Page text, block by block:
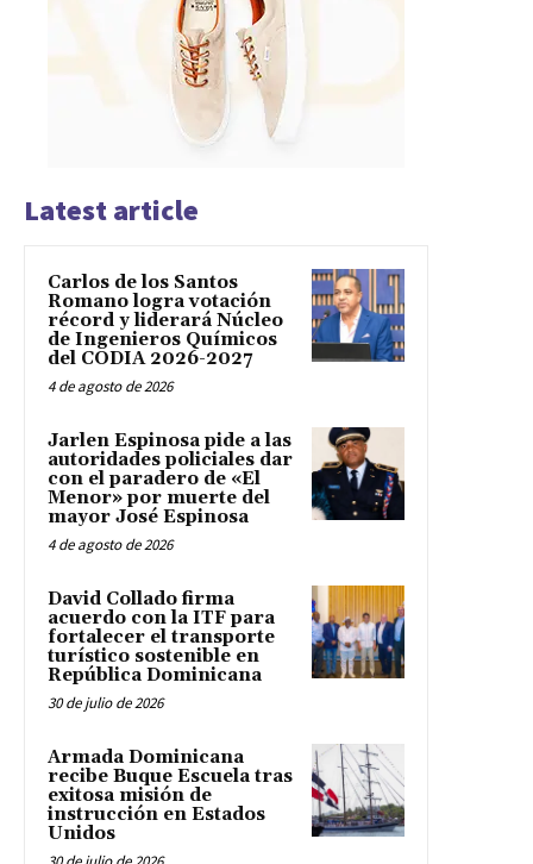
Latest article
Carlos de los Santos
Romano logra votación
récord y liderará Núcleo
de Ingenieros Químicos
del CODIA 2026-2027
4 de agosto de 2026
Jarlen Espinosa pide a las
autoridades policiales dar
con el paradero de «El
Menor» por muerte del
mayor José Espinosa
4 de agosto de 2026
David Collado firma
acuerdo con la ITF para
fortalecer el transporte
turístico sostenible en
República Dominicana
30 de julio de 2026
Armada Dominicana
recibe Buque Escuela tras
exitosa misión de
instrucción en Estados
Unidos